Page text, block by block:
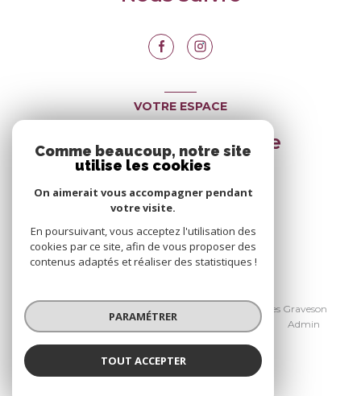
VOTRE ESPACE
Espace propriétaire
SE CONNECTER
Nos honoraires Avignon
Nos honoraires Graveson
Nos partenaires
Admin
Comme beaucoup, notre site
utilise les cookies
On aimerait vous accompagner pendant
votre visite.
En poursuivant, vous acceptez l'utilisation des
cookies par ce site, afin de vous proposer des
contenus adaptés et réaliser des statistiques !
PARAMÉTRER
TOUT ACCEPTER